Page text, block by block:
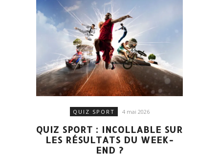
QUIZ SPORT 4 mai 2026
QUIZ SPORT : INCOLLABLE SUR
LES RÉSULTATS DU WEEK-
END ?